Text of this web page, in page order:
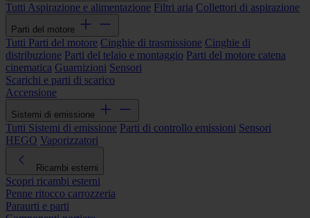
Tutti Aspirazione e alimentazione Filtri aria Collettori di aspirazione
Parti del motore
Tutti Parti del motore Cinghie di trasmissione Cinghie di
distribuzione Parti del telaio e montaggio Parti del motore catena
cinematica Guarnizioni Sensori
Scarichi e parti di scarico
Accensione
Sistemi di emissione
Tutti Sistemi di emissione Parti di controllo emissioni Sensori
HEGO Vaporizzatori
Ricambi esterni
Scopri ricambi esterni
Penne ritocco carrozzeria
Paraurti e parti